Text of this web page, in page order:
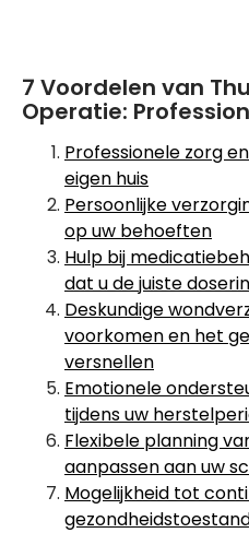
7 Voordelen van
Operatie:
Professionele zorg
eigen huis
Persoonlijke
op uw behoeften
Hulp bij
dat u de juiste
Deskundige
voorkomen en het
versnellen
Emotionele
tijdens uw
Flexibele planning
aanpassen aan uw
Mogelijkheid tot